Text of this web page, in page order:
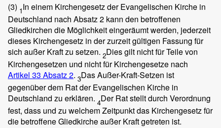
(3) 1In einem Kirchengesetz der Evangelischen Kirche in
Deutschland nach Absatz 2 kann den betroffenen
Gliedkirchen die Möglichkeit eingeräumt werden, jederzeit
dieses Kirchengesetz in der zurzeit gültigen Fassung für
sich außer Kraft zu setzen. 2Dies gilt nicht für Teile von
Kirchengesetzen und nicht für Kirchengesetze nach
Artikel 33 Absatz 2. 3Das Außer-Kraft-Setzen ist
gegenüber dem Rat der Evangelischen Kirche in
Deutschland zu erklären. 4Der Rat stellt durch Verordnung
fest, dass und zu welchem Zeitpunkt das Kirchengesetz für
die betroffene Gliedkirche außer Kraft getreten ist.